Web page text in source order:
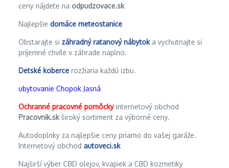
ceny nájdete na odpudzovace.sk
Najlepšie domáce meteostanice
Obstarajte si záhradný ratanový nábytoka vychutnajte si
príjemné chvíle v záhrade naplno.
Detské koberce rozžiaria každú izbu.
ubytovanie Chopok Jasná
Ochranné pracovné pomôckyinternetový obchod
Pracovnik.skširoký sortiment za výborné ceny.
Autodoplnky za najlepšie ceny priamo do vašej garáže.
Internetový obchod autoveci.sk
Najširší výber CBD olejov, kvapiek a CBD kozmetiky